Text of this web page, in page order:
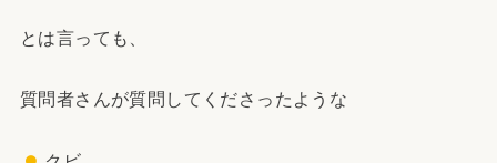
とは言っても、
質問者さんが質問してくださったような